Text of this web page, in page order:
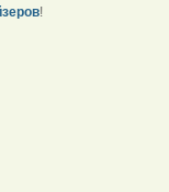
!